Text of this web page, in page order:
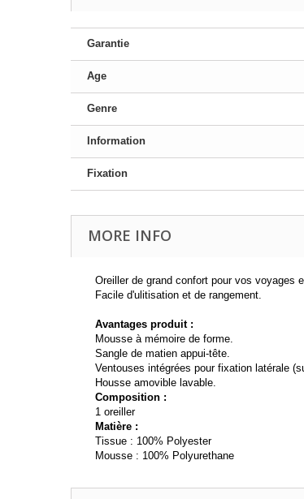
Garantie
Age
Genre
Information
Fixation
MORE INFO
Oreiller de grand confort pour vos voyages
Facile d'ulitisation et de rangement.
Avantages produit :
Mousse à mémoire de forme.
Sangle de matien appui-tête.
Ventouses intégrées pour fixation latérale
Housse amovible lavable.
Composition :
1 oreiller
Matière :
Tissue : 100% Polyester
Mousse : 100% Polyurethane